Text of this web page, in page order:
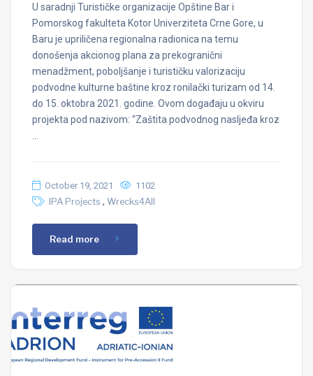
U saradnji Turističke organizacije Opštine Bar i
Pomorskog fakulteta Kotor Univerziteta Crne Gore, u
Baru je upriličena regionalna radionica na temu
donošenja akcionog plana za prekogranični
menadžment, poboljšanje i turističku valorizaciju
podvodne kulturne baštine kroz ronilački turizam od 14.
do 15. oktobra 2021. godine. Ovom događaju u okviru
projekta pod nazivom: “Zaštita podvodnog nasljeđa kroz
October 19, 2021
1102
IPA Projects , Wrecks4All
Read more